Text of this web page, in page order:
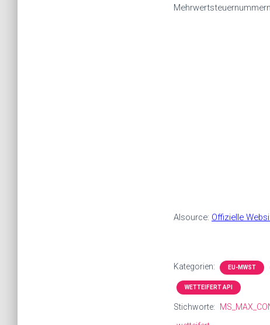
Alsource: Offizielle
Kategorien: EU-MWST
WETTEIFERT API
Stichworte: